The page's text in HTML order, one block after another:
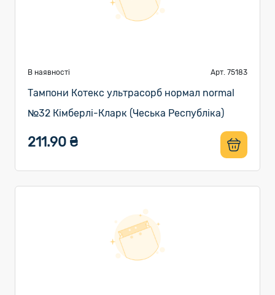
В наявності Арт. 75183
Тампони Котекс ультрасорб нормал normal
№32 Кімберлі-Кларк (Чеська Республіка)
211.90 ₴